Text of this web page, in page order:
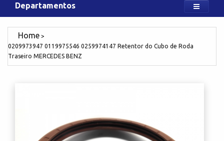
Departamentos
0209973947 0119975546 0259974147 Retentor do Cubo de Roda
Traseiro MERCEDES BENZ